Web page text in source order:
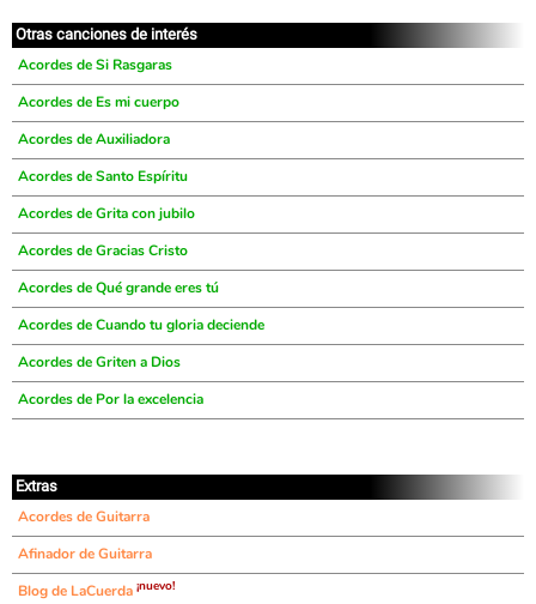
Otras canciones de interés
Acordes de Si Rasgaras
Acordes de Es mi cuerpo
Acordes de Auxiliadora
Acordes de Santo Espíritu
Acordes de Grita con jubilo
Acordes de Gracias Cristo
Acordes de Qué grande eres tú
Acordes de Cuando tu gloria deciende
Acordes de Griten a Dios
Acordes de Por la excelencia
Extras
Acordes de Guitarra
Afinador de Guitarra
Blog de LaCuerda ¡nuevo!